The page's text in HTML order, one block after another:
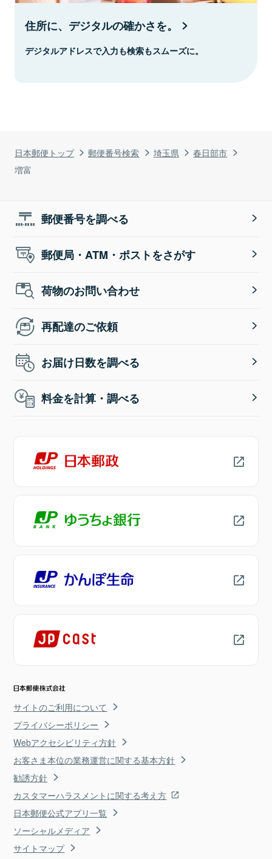
日本郵便トップ 郵便番号検索 埼玉県
春日部市
増富
住所に、デジタルの確かさを。
デジタルアドレスで入力も検索もスムーズに。
郵便番号を調べる
郵便局・ATM・ポストをさがす
荷物のお問い合わせ
再配達のご依頼
お届け日数を調べる
料金を計算・調べる
サイトのご利用について
プライバシーポリシー
Webアクセシビリティ方針
お客さま本位の業務運営に関する基本方針
勧誘方針
カスタマーハラスメントに関する考え方
日本郵便公式アプリ一覧
ソーシャルメディア
サイトマップ